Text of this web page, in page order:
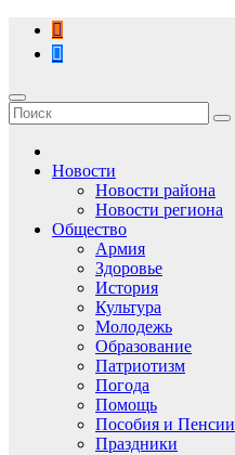
Перейти
содержимому
Новости
Новости района
Новости региона
Общество
Армия
Здоровье
История
Культура
Молодежь
Образование
Патриотизм
Погода
Помощь
Пособия и Пенсии
Праздники